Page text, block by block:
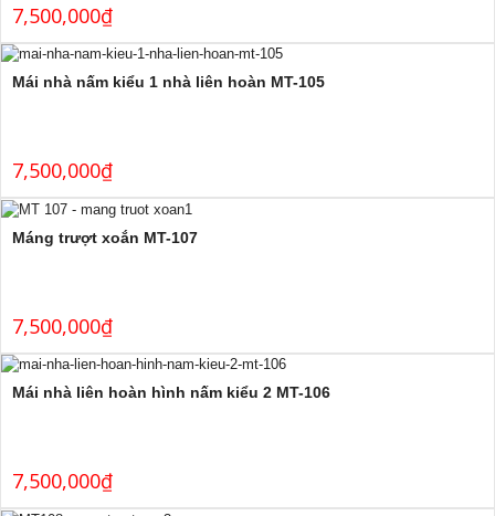
7,500,000₫
Mái nhà nấm kiểu 1 nhà liên hoàn MT-105
7,500,000₫
Máng trượt xoắn MT-107
7,500,000₫
Mái nhà liên hoàn hình nấm kiểu 2 MT-106
7,500,000₫